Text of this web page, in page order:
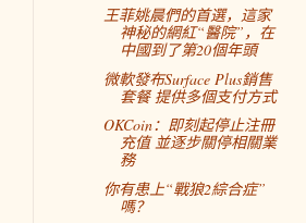
王菲姚晨們的首選，這家
神秘的網紅“醫院”，在
中國到了第20個年頭
微軟發布Surface Plus銷售
套餐 提供多個支付方式
OKCoin：即刻起停止注冊
充值 並逐步關停相關業
務
你有患上“戰狼2綜合症”
嗎？